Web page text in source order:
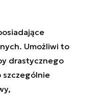
Umożliwi to
drastycznego
szczególnie